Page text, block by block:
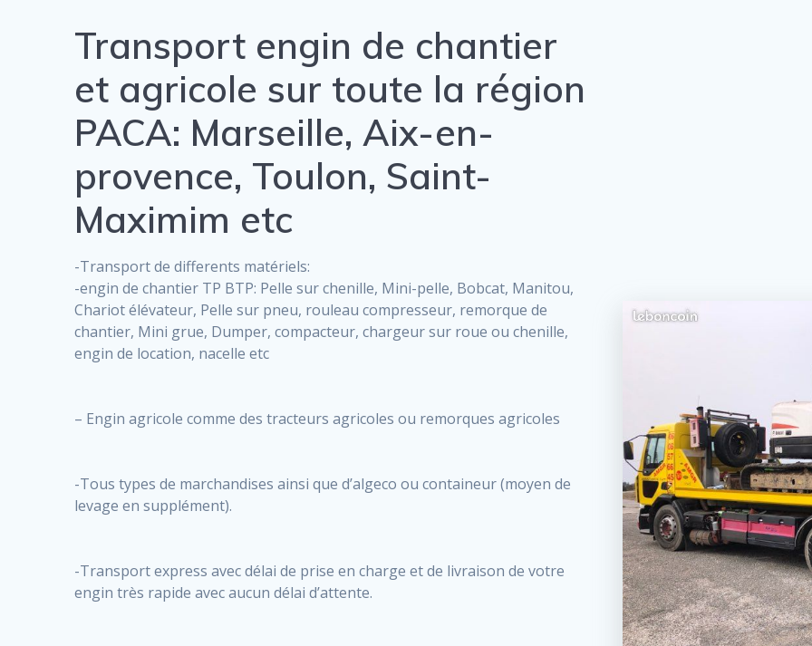
Transport engin de chantier
et agricole sur toute la région
PACA: Marseille, Aix-en-
provence, Toulon, Saint-
Maximim etc
-Transport de differents matériels:
-engin de chantier TP BTP: Pelle sur chenille, Mini-pelle, Bobcat, Manitou,
Chariot élévateur, Pelle sur pneu, rouleau compresseur, remorque de
chantier, Mini grue, Dumper, compacteur, chargeur sur roue ou chenille,
engin de location, nacelle etc
– Engin agricole comme des tracteurs agricoles ou remorques agricoles
-Tous types de marchandises ainsi que d’algeco ou containeur (moyen de
levage en supplément).
-Transport express avec délai de prise en charge et de livraison de votre
engin très rapide avec aucun délai d’attente.